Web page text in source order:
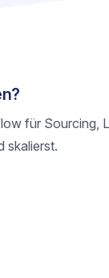
für Sourcing,
skalierst.